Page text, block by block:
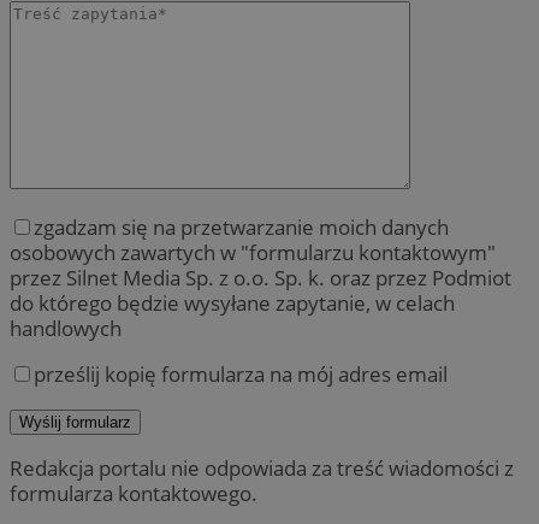
zgadzam się na przetwarzanie moich danych
osobowych zawartych w "formularzu kontaktowym"
przez Silnet Media Sp. z o.o. Sp. k. oraz przez Podmiot
do którego będzie wysyłane zapytanie, w celach
handlowych
prześlij kopię formularza na mój adres email
Redakcja portalu nie odpowiada za treść wiadomości z
formularza kontaktowego.